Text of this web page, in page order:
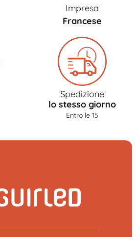
Impresa
Francese
Spedizione
lo stesso giorno
Entro le 15